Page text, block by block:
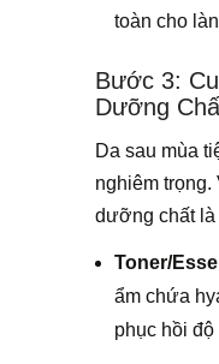
toàn cho
Bước 3:
Dưỡng
Da sau mùa
nghiêm
dưỡng chất là
Toner/
ẩm chứa
phục hồi